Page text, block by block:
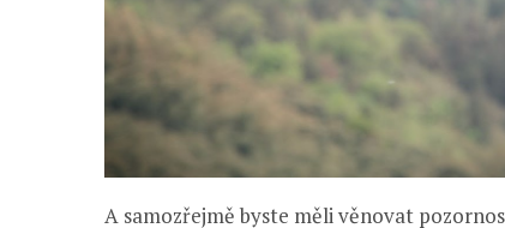
A samozřejmě byste měli věnovat